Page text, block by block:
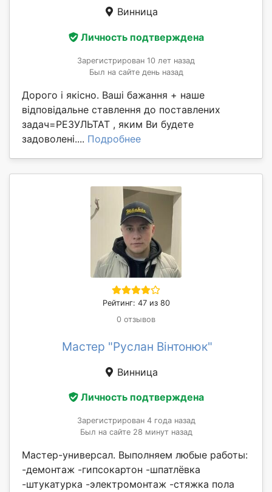
Винница
Личность подтверждена
Зарегистрирован 10 лет назад
Был на сайте день назад
Дорого і якісно. Ваші бажання + наше
відповідальне ставлення до поставлених
задач=РЕЗУЛЬТАТ , яким Ви будете
задоволені.... Подробнее
Рейтинг: 47 из 80
0 отзывов
Мастер "Руслан Вінтонюк"
Винница
Личность подтверждена
Зарегистрирован 4 года назад
Был на сайте 28 минут назад
Мастер-универсал. Выполняем любые работы:
-демонтаж -гипсокартон -шпатлёвка
-штукатурка -электромонтаж -стяжка пола